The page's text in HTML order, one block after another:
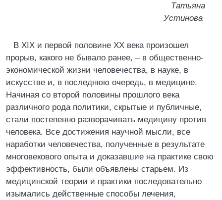
Татьяна
Устинова
В XIX и первой половине XX века произошел
прорыв, какого не бывало ранее, – в общественно-
экономической жизни человечества, в науке, в
искусстве и, в последнюю очередь, в медицине.
Начиная со второй половины прошлого века
различного рода политики, скрытые и публичные,
стали постепенно разворачивать медицину против
человека. Все достижения научной мысли, все
наработки человечества, полученные в результате
многовекового опыта и доказавшие на практике свою
эффективность, были объявлены старьем. Из
медицинской теории и практики последовательно
изымались действенные способы лечения,